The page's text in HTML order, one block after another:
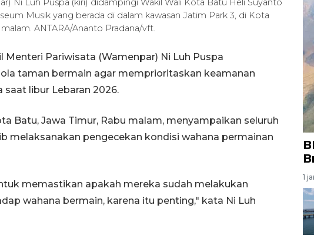
Ni Luh Puspa (kiri) didampingi Wakil Wali Kota Batu Heli Suyanto
Musik yang berada di dalam kawasan Jatim Park 3, di Kota
ANTARA/Ananto Pradana/vft.
Menteri Pariwisata (Wamenpar) Ni Luh Puspa
taman bermain agar memprioritaskan keamanan
saat libur Lebaran 2026.
Batu, Jawa Timur, Rabu malam, menyampaikan seluruh
melaksanakan pengecekan kondisi wahana permainan
memastikan apakah mereka sudah melakukan
wahana bermain, karena itu penting," kata Ni Luh
1